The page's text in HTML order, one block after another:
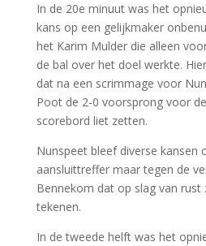
In de 20e minuut was het
kans op een gelijkmaker
het Karim Mulder die alleen
de bal over het doel werkte.
dat na een scrimmage voor
Poot de 2-0 voorsprong voor
scorebord liet zetten.
Nunspeet bleef diverse kansen
aansluittreffer maar tegen de
Bennekom dat op slag van
tekenen.
In de tweede helft was het